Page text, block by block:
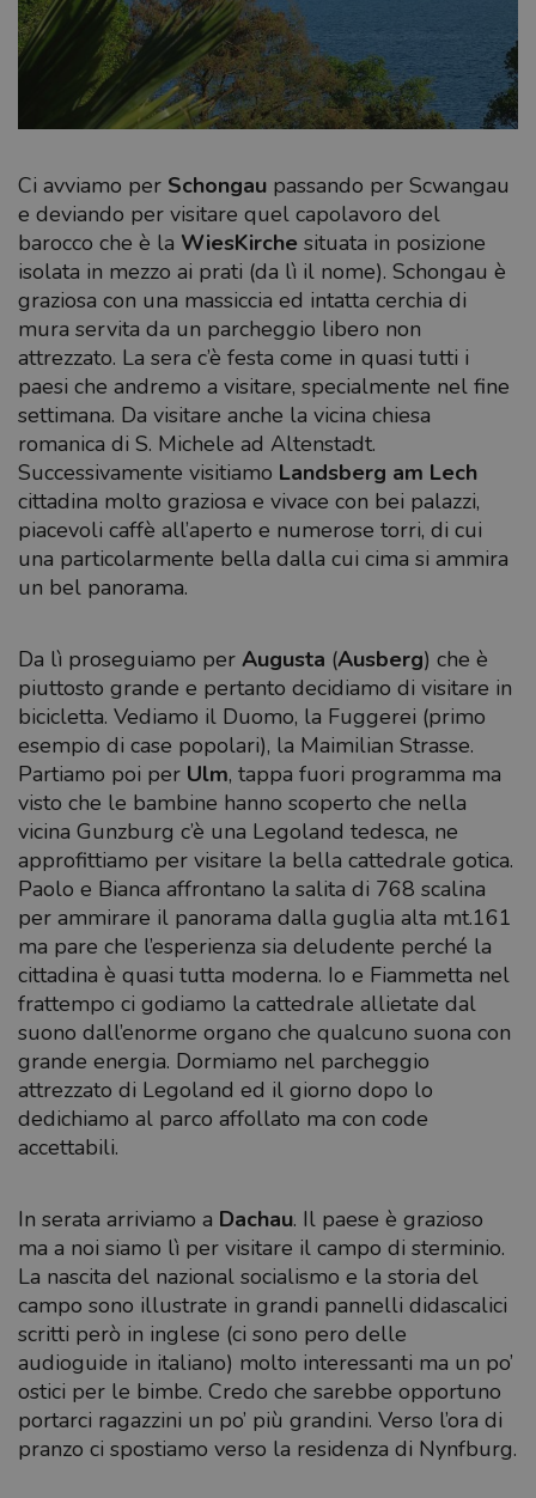
Ci avviamo per Schongau passando per Scwangau
e deviando per visitare quel capolavoro del
barocco che è la WiesKirche situata in posizione
isolata in mezzo ai prati (da lì il nome). Schongau è
graziosa con una massiccia ed intatta cerchia di
mura servita da un parcheggio libero non
attrezzato. La sera c’è festa come in quasi tutti i
paesi che andremo a visitare, specialmente nel fine
settimana. Da visitare anche la vicina chiesa
romanica di S. Michele ad Altenstadt.
Successivamente visitiamo Landsberg am Lech
cittadina molto graziosa e vivace con bei palazzi,
piacevoli caffè all’aperto e numerose torri, di cui
una particolarmente bella dalla cui cima si ammira
un bel panorama.
Da lì proseguiamo per Augusta (Ausberg) che è
piuttosto grande e pertanto decidiamo di visitare in
bicicletta. Vediamo il Duomo, la Fuggerei (primo
esempio di case popolari), la Maimilian Strasse.
Partiamo poi per Ulm, tappa fuori programma ma
visto che le bambine hanno scoperto che nella
vicina Gunzburg c’è una Legoland tedesca, ne
approfittiamo per visitare la bella cattedrale gotica.
Paolo e Bianca affrontano la salita di 768 scalina
per ammirare il panorama dalla guglia alta mt.161
ma pare che l’esperienza sia deludente perché la
cittadina è quasi tutta moderna. Io e Fiammetta nel
frattempo ci godiamo la cattedrale allietate dal
suono dall’enorme organo che qualcuno suona con
grande energia. Dormiamo nel parcheggio
attrezzato di Legoland ed il giorno dopo lo
dedichiamo al parco affollato ma con code
accettabili.
In serata arriviamo a Dachau. Il paese è grazioso
ma a noi siamo lì per visitare il campo di sterminio.
La nascita del nazional socialismo e la storia del
campo sono illustrate in grandi pannelli didascalici
scritti però in inglese (ci sono pero delle
audioguide in italiano) molto interessanti ma un po’
ostici per le bimbe. Credo che sarebbe opportuno
portarci ragazzini un po’ più grandini. Verso l’ora di
pranzo ci spostiamo verso la residenza di Nynfburg.